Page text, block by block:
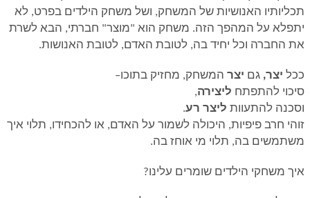
תכליותיו האנושיות של המשחק, ושל משחק הילדים בפרט, לא
יתפלא על המהפך הזה. משחק הוא "מוצר" חברתי, הבא לשרת
את החברה וכל יחיד בה, לטובת האדם, לטובת האנושות.
ככל יצר, גם יצר המשחק, מחזיק בתוכו–
סיכוי להתפתח ליצירה,
וסכנה להתעוות ליצר רע.
זוהי חרב פיפיות, היכולה לשמור על האדם, או להכחידו, תלוי איך
משתמשים בה, תלוי מי אוחז בה.
איך משחקי הילדים שומרים עלינו?